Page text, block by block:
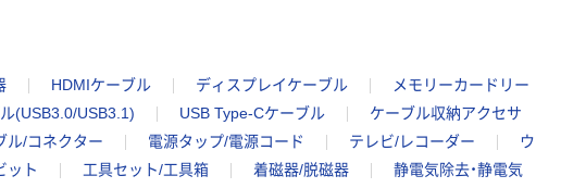
HDMIケーブル ディスプレイケーブル
メモリーカードリー
(USB3.0/USB3.1) USB Type-Cケーブル
ケーブル収納アクセサ
ル/コネクター 電源タップ/電源コード テレビ/レコーダー
ウ
ット 工具セット/工具箱 着磁器/脱磁器
静電気除去・静電気